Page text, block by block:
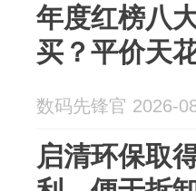
年度红榜八
买？平价天
数码先锋官 2026-
启清环保取